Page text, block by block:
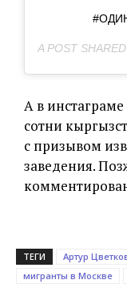
A POST
А в
сотни
с призывом
заведения.
ТЕГИ Артур
мигранты в Москве